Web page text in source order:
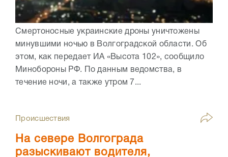
Смертоносные украинские дроны уничтожены
минувшими ночью в Волгоградской области. Об
этом, как передает ИА «Высота 102», сообщило
Минобороны РФ. По данным ведомства, в
течение ночи, а также утром 7...
Происшествия
На севере Волгограда
разыскивают водителя,